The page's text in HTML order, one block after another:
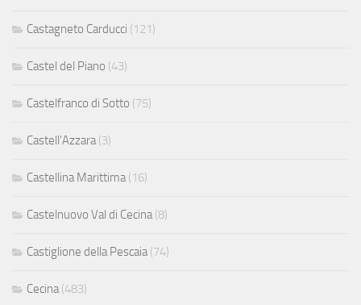
Castagneto Carducci (121)
Castel del Piano (43)
Castelfranco di Sotto (75)
Castell'Azzara (3)
Castellina Marittima (16)
Castelnuovo Val di Cecina (8)
Castiglione della Pescaia (74)
Cecina (483)